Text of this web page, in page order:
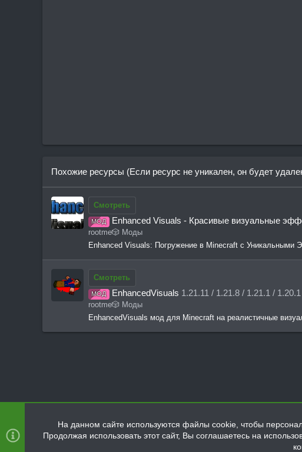
Похожие ресурсы (Если ресурс не уникален, он будет
Смотреть
МОД Enhanced Visuals - Красивые визуальные
rootme🎲 Моды
Enhanced Visuals: Погружение в Minecraft с Уникальными
Смотреть
МОД EnhancedVisuals 1.21.11 / 1.21.8 / 1.21.1 /
rootme🎲 Моды
EnhancedVisuals мод для Minecraft на реалистичные
На данном сайте используются файлы cookie, чтобы
Продолжая использовать этот сайт, Вы соглашаетесь на